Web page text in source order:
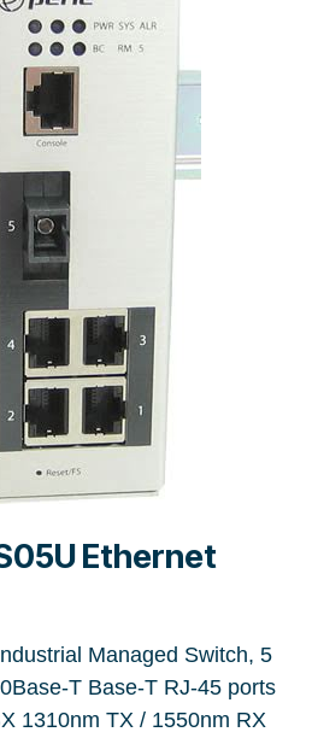
Ethernet
Managed Switch, 5
T Base-T RJ-45 ports
1310nm TX / 1550nm RX